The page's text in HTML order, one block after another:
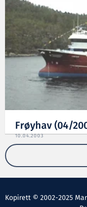
Frøyhav (04/
10.04.2003
Kopirett © 2002-2025